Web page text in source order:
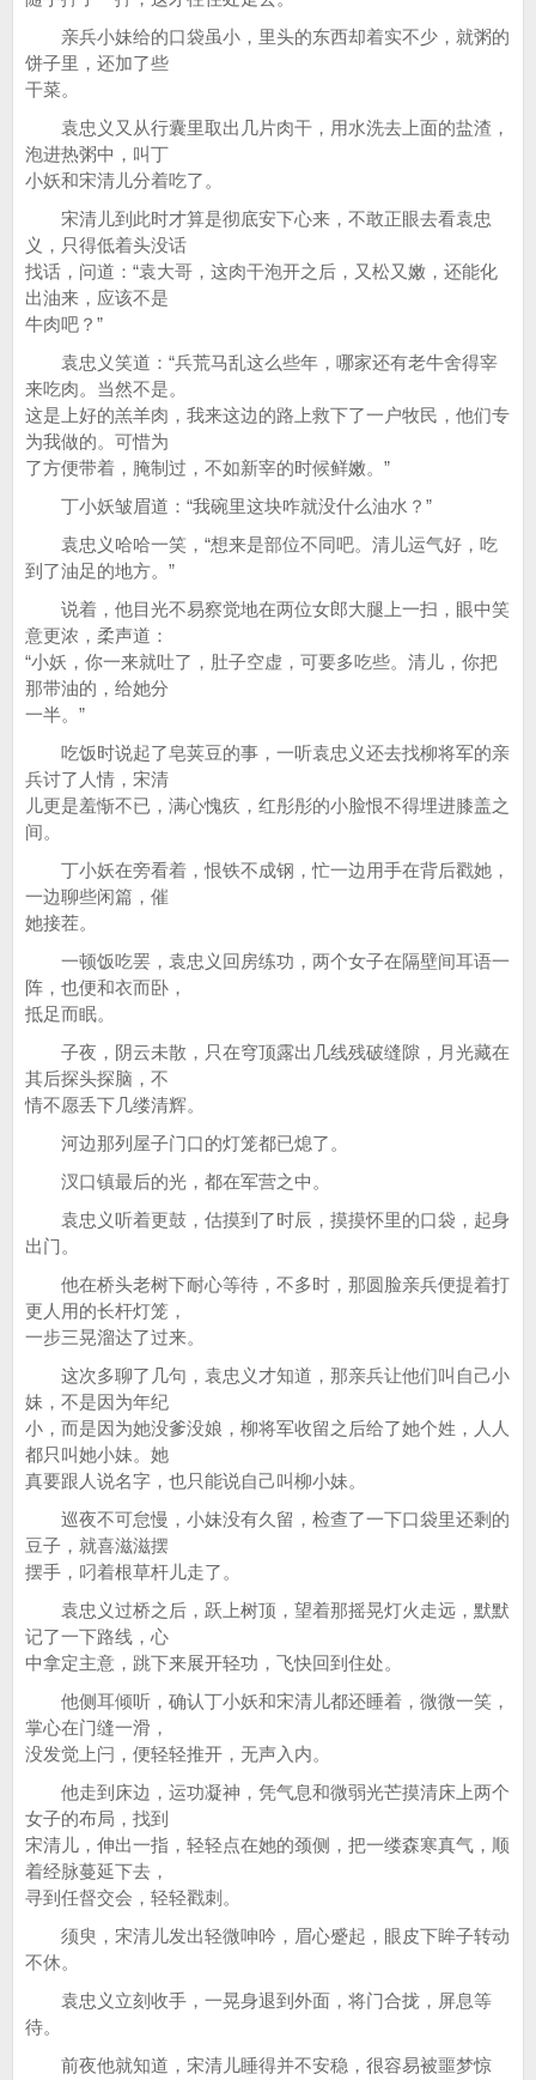
亲兵小妹给的口袋虽小，里头的东西却着实不少，就粥的
饼子里，还加了些
干菜。
袁忠义又从行囊里取出几片肉干，用水洗去上面的盐渣，
泡进热粥中，叫丁
小妖和宋清儿分着吃了。
宋清儿到此时才算是彻底安下心来，不敢正眼去看袁忠
义，只得低着头没话
找话，问道：“袁大哥，这肉干泡开之后，又松又嫩，还能化
出油来，应该不是
牛肉吧？”
袁忠义笑道：“兵荒马乱这么些年，哪家还有老牛舍得宰
来吃肉。当然不是。
这是上好的羔羊肉，我来这边的路上救下了一户牧民，他们专
为我做的。可惜为
了方便带着，腌制过，不如新宰的时候鲜嫩。”
丁小妖皱眉道：“我碗里这块咋就没什么油水？”
袁忠义哈哈一笑，“想来是部位不同吧。清儿运气好，吃
到了油足的地方。”
说着，他目光不易察觉地在两位女郎大腿上一扫，眼中笑
意更浓，柔声道：
“小妖，你一来就吐了，肚子空虚，可要多吃些。清儿，你把
那带油的，给她分
一半。”
吃饭时说起了皂荚豆的事，一听袁忠义还去找柳将军的亲
兵讨了人情，宋清
儿更是羞惭不已，满心愧疚，红彤彤的小脸恨不得埋进膝盖之
间。
丁小妖在旁看着，恨铁不成钢，忙一边用手在背后戳她，
一边聊些闲篇，催
她接茬。
一顿饭吃罢，袁忠义回房练功，两个女子在隔壁间耳语一
阵，也便和衣而卧，
抵足而眠。
子夜，阴云未散，只在穹顶露出几线残破缝隙，月光藏在
其后探头探脑，不
情不愿丢下几缕清辉。
河边那列屋子门口的灯笼都已熄了。
汊口镇最后的光，都在军营之中。
袁忠义听着更鼓，估摸到了时辰，摸摸怀里的口袋，起身
出门。
他在桥头老树下耐心等待，不多时，那圆脸亲兵便提着打
更人用的长杆灯笼，
一步三晃溜达了过来。
这次多聊了几句，袁忠义才知道，那亲兵让他们叫自己小
妹，不是因为年纪
小，而是因为她没爹没娘，柳将军收留之后给了她个姓，人人
都只叫她小妹。她
真要跟人说名字，也只能说自己叫柳小妹。
巡夜不可怠慢，小妹没有久留，检查了一下口袋里还剩的
豆子，就喜滋滋摆
摆手，叼着根草杆儿走了。
袁忠义过桥之后，跃上树顶，望着那摇晃灯火走远，默默
记了一下路线，心
中拿定主意，跳下来展开轻功，飞快回到住处。
他侧耳倾听，确认丁小妖和宋清儿都还睡着，微微一笑，
掌心在门缝一滑，
没发觉上闩，便轻轻推开，无声入内。
他走到床边，运功凝神，凭气息和微弱光芒摸清床上两个
女子的布局，找到
宋清儿，伸出一指，轻轻点在她的颈侧，把一缕森寒真气，顺
着经脉蔓延下去，
寻到任督交会，轻轻戳刺。
须臾，宋清儿发出轻微呻吟，眉心蹙起，眼皮下眸子转动
不休。
袁忠义立刻收手，一晃身退到外面，将门合拢，屏息等
待。
前夜他就知道，宋清儿睡得并不安稳，很容易被噩梦惊